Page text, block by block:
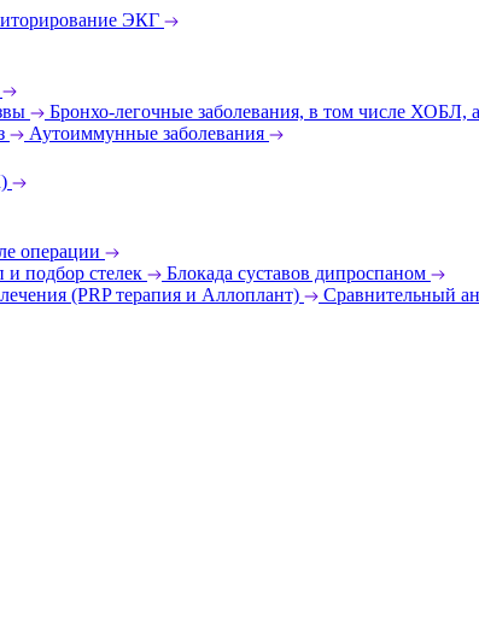
ЭКГ
Бронхо-легочные заболевания, в том числе ХОБЛ,
Аутоиммунные заболевания
операции
и подбор стелек
Блокада суставов дипроспаном
(PRP терапия и Аллоплант)
Сравнительный